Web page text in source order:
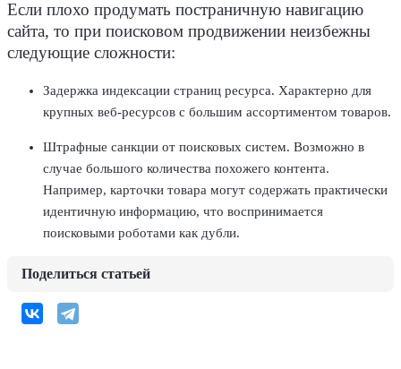
Если плохо продумать постраничную навигацию
сайта, то при поисковом продвижении неизбежны
следующие сложности:
Задержка индексации страниц ресурса. Характерно для
крупных веб-ресурсов с большим ассортиментом товаров.
Штрафные санкции от поисковых систем. Возможно в
случае большого количества похожего контента.
Например, карточки товара могут содержать практически
идентичную информацию, что воспринимается
поисковыми роботами как дубли.
Поделиться статьей